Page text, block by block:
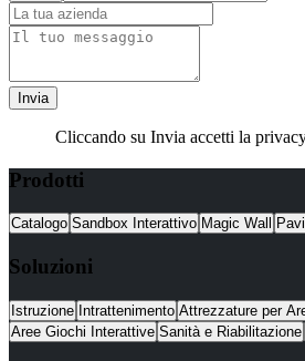
Invia
Cliccando su Invia accetti la
Prodotti
Catalogo Sandbox Interattivo Magic Wall
Soluzioni
Istruzione Intrattenimento Attrezzature per
Aree Giochi Interattive Sanità e Riabilitazione